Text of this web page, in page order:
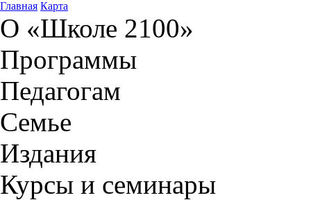
Главная Карта
О «Школе 2100»
Программы
Педагогам
Семье
Издания
Курсы и семинары